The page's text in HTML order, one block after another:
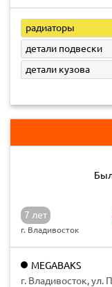
радиаторы
детали подвески
детали кузова
7 лет
г. Владивосток
MEGABAKS
г. Владивосток, ул.